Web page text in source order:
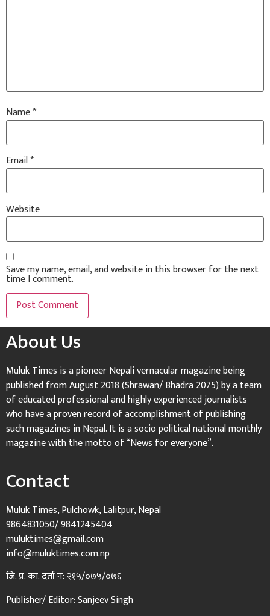
Name*
Email*
Website
Save my name, email, and website in this browser for the next
time I comment.
About Us
Muluk Times is a pioneer Nepali vernacular magazine being
published from August 2018 (Shrawan/ Bhadra 2075) by a team
of educated professional and highly experienced journalists
who have a proven record of accomplishment of publishing
such magazines in Nepal. It is a socio political national monthly
magazine with the motto of “News for everyone”.
Contact
Muluk Times, Pulchowk, Lalitpur, Nepal
9864831050/ 9841245404
muluktimes@gmail.com
info@muluktimes.com.np
जि. प्र. का. दर्ता न: २१५/०७५/०७६
Publisher/ Editor: Sanjeev Singh